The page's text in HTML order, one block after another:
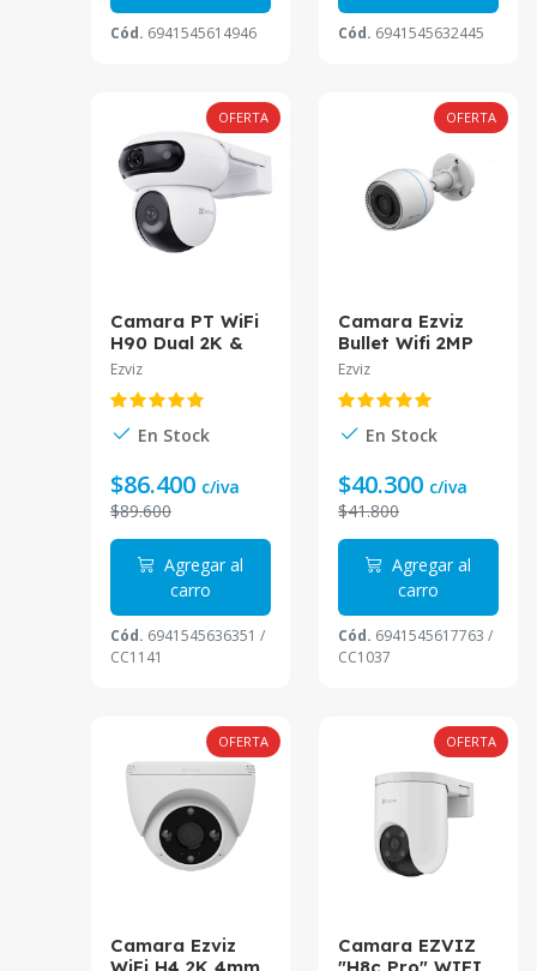
Cód. 6941545614946 Cód. 6941545632445
OFERTA
Camara PT WiFi
H90 Dual 2K &
2K Dual Lenses
H90-R100-
8H44WKFL
Tracking
Ezviz
En Stock
$86.400 c/iva
$89.600
Agregar al
carro
Cód. 6941545636351 /
CC1141
OFERTA
Camara Ezviz
Bullet Wifi 2MP
2.8mm IR30 CS-
Ezviz
En Stock
$40.300 c/iva
$41.800
Agregar al
carro
Cód. 6941545617763 /
CC1037
OFERTA
Camara Ezviz
WiFi H4 2K 4mm
OFERTA
Camara EZVIZ
"H8c Pro" WIFI